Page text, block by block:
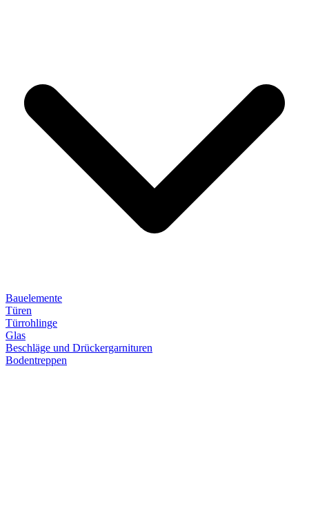
Bauelemente
Türen
Türrohlinge
Glas
Beschläge und Drückergarnituren
Bodentreppen